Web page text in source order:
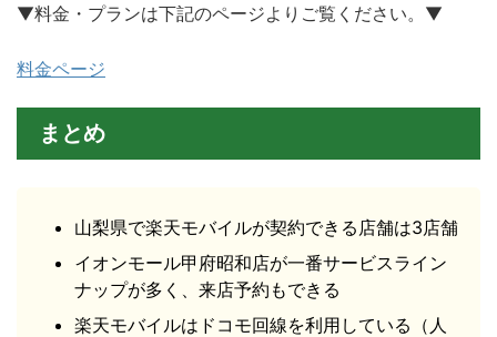
▼料金・プランは下記のページよりご覧ください。▼
料金ページ
まとめ
山梨県で楽天モバイルが契約できる店舗は3店舗
イオンモール甲府昭和店が一番サービスライン
ナップが多く、来店予約もできる
楽天モバイルはドコモ回線を利用している（人